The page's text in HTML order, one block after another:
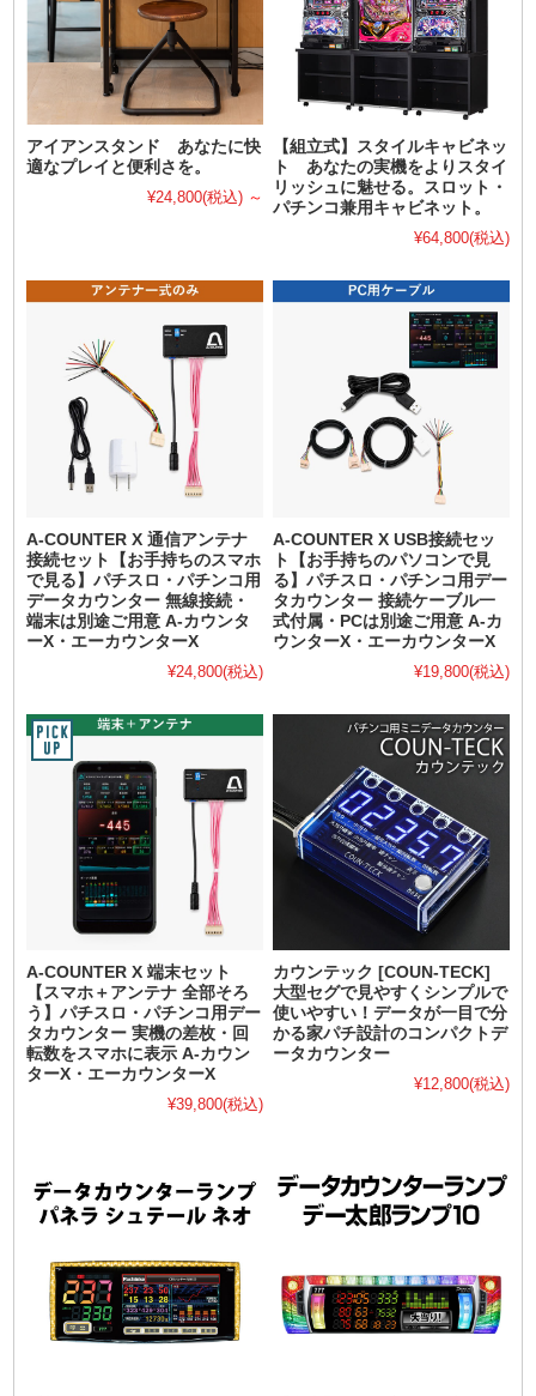
アイアンスタンド あなたに快
適なプレイと便利さを。
¥24,800(税込) ～
【組立式】スタイルキャビネッ
ト あなたの実機をよりスタイ
リッシュに魅せる。スロット・
パチンコ兼用キャビネット。
¥64,800(税込)
A-COUNTER X 通信アンテナ
接続セット【お手持ちのスマホ
で見る】パチスロ・パチンコ用
データカウンター 無線接続・
端末は別途ご用意 A-カウンタ
ーX・エーカウンターX
¥24,800(税込)
A-COUNTER X USB接続セッ
ト【お手持ちのパソコンで見
る】パチスロ・パチンコ用デー
タカウンター 接続ケーブル一
式付属・PCは別途ご用意 A-カ
ウンターX・エーカウンターX
¥19,800(税込)
A-COUNTER X 端末セット
【スマホ＋アンテナ 全部そろ
う】パチスロ・パチンコ用デー
タカウンター 実機の差枚・回
転数をスマホに表示 A-カウン
ターX・エーカウンターX
¥39,800(税込)
カウンテック [COUN-TECK]
大型セグで見やすくシンプルで
使いやすい！データが一目で分
かる家パチ設計のコンパクトデ
ータカウンター
¥12,800(税込)